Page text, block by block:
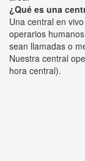
¿Qué es una
Una central en
operarios
sean llamadas o
Nuestra central
hora central).